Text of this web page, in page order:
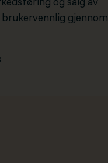
og salg av
gjennom